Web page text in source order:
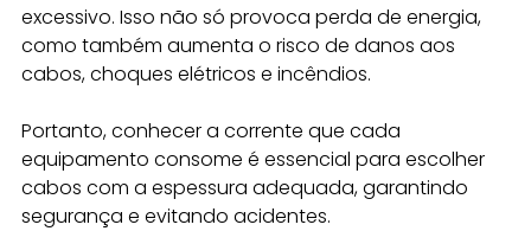
excessivo. Isso não só provoca perda de energia,
como também aumenta o risco de danos aos
cabos, choques elétricos e incêndios.
Portanto, conhecer a corrente que cada
equipamento consome é essencial para escolher
cabos com a espessura adequada, garantindo
segurança e evitando acidentes.